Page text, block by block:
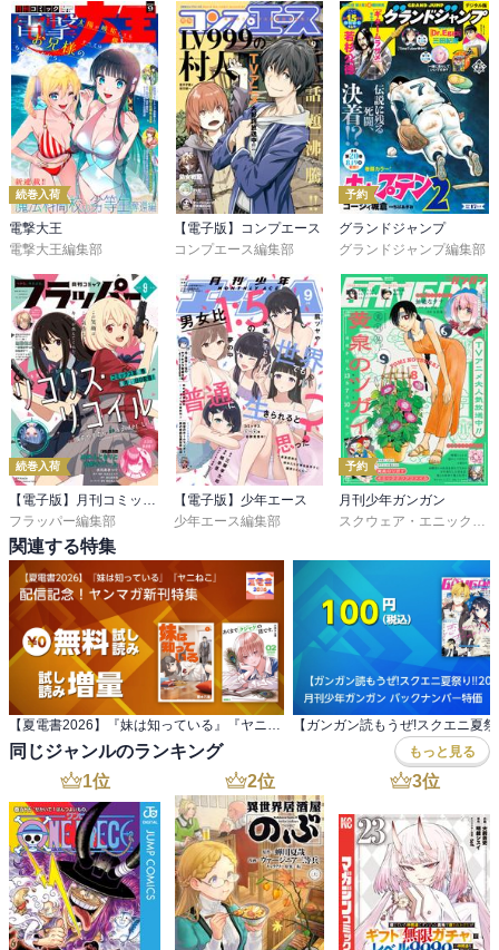
続巻入荷
電撃大王
電撃大王編集部
【電子版】コンプエース
コンプエース編集部
予約
グランドジャンプ
グランドジャンプ編集部
続巻入荷
【電子版】月刊コミックフラッパー
フラッパー編集部
【電子版】少年エース
少年エース編集部
予約
月刊少年ガンガン
スクウェア・エニックス
関連する特集
【夏電書2026】『妹は知っている』『ヤニねこ』 配信記念！ヤンマガ新刊特集
同じジャンルのランキング もっと見る
1位 2位 3位